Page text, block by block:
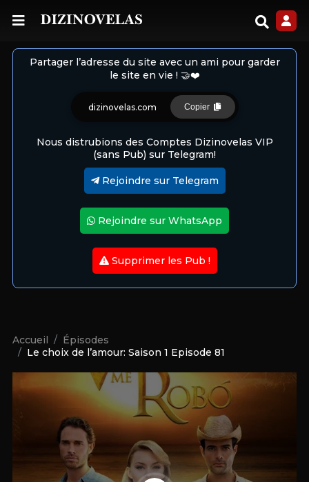
Partager l’adresse du site avec un ami pour garder
le site en vie ! 🤝❤️
dizinovelas.com Copier
Nous distrubions des Comptes Dizinovelas VIP
(sans Pub) sur Telegram!
Rejoindre sur Telegram
Rejoindre sur WhatsApp
Supprimer les Pub !
Accueil
Épisodes
Le choix de l’amour: Saison 1 Episode 81